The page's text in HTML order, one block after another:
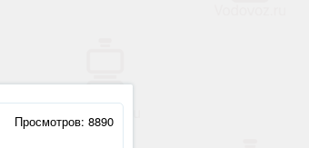
Просмотров: 8890